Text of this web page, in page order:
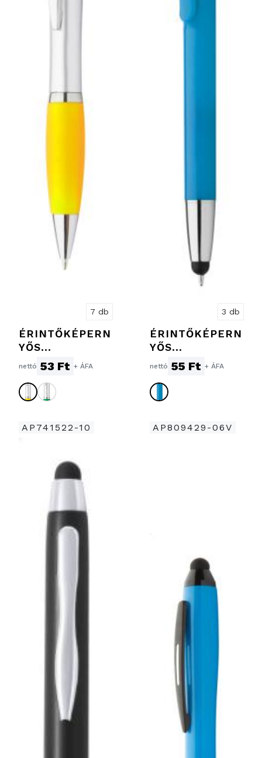
7 db
ÉRINTŐKÉPERN
YŐS
GOLYÓSTOLL
nettó 53 Ft + ÁFA
3 db
ÉRINTŐKÉPERN
YŐS
GOLYÓSTOLL
nettó 55 Ft + ÁFA
AP741522-10 AP809429-06V